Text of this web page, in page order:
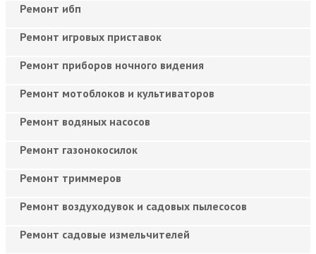
Ремонт ибп
Ремонт игровых приставок
Ремонт приборов ночного видения
Ремонт мотоблоков и культиваторов
Ремонт водяных насосов
Ремонт газонокосилок
Ремонт триммеров
Ремонт воздуходувок и садовых пылесосов
Ремонт садовые измельчителей